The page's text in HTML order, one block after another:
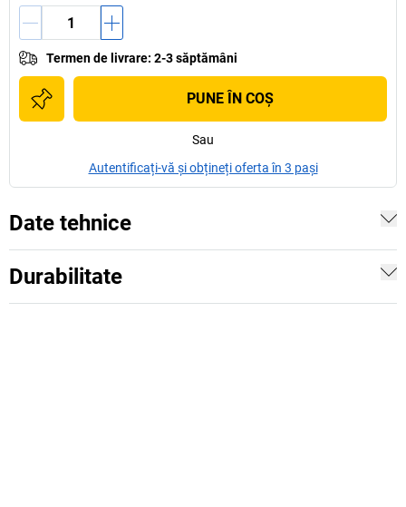
Termen de livrare: 2-3 săptămâni
PUNE ÎN COŞ
Sau
Autentificați-vă și obțineți oferta în 3 pași
Date tehnice
Durabilitate